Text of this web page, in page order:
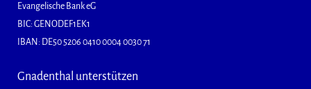
Evangelische Bank eG
BIC: GENODEF1EK1
IBAN: DE50 5206 0410 0004 0030 71
Gnadenthal unterstützen